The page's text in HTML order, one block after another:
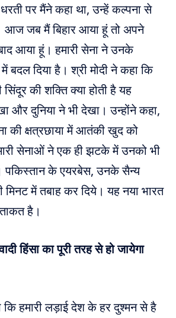
पर मैंने कहा था, उन्हें कल्पना से
आज जब मैं बिहार आया हूं तो अपने
आया हूं। हमारी सेना ने उनके
बदल दिया है। श्री मोदी ने कहा कि
सिंदूर की शक्ति क्या होती है यह
और दुनिया ने भी देखा। उन्होंने कहा,
की क्षत्रछाया में आतंकी खुद को
सेनाओं ने एक ही झटके में उनको भी
पकिस्तान के एयरबेस, उनके सैन्य
में तबाह कर दिये। यह नया भारत
है।
हिंसा का पूरी तरह से हो जायेगा
कि हमारी लड़ाई देश के हर दुश्मन से है